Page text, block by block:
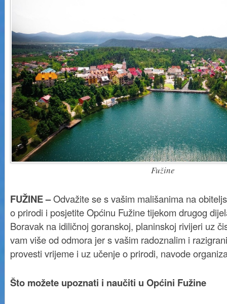
Fužine
FUŽINE –Odvažite se s vašim mališanima na
o prirodi i posjetite Općinu Fužine tijekom drugog
Boravak na idiličnoj goranskoj, planinskoj rivijeri uz
vam više od odmora jer s vašim radoznalim i
provesti vrijeme i uz učenje o prirodi, navode
Što možete upoznati i naučiti u Općini Fužine